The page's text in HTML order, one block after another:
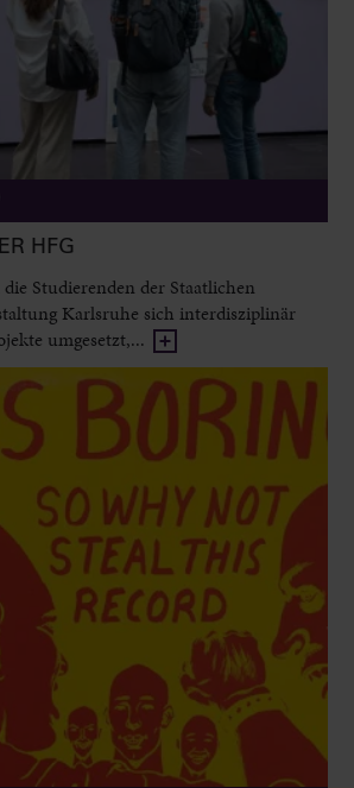
HFG
Studierenden der Staatlichen
Karlsruhe sich interdisziplinär
umgesetzt,...